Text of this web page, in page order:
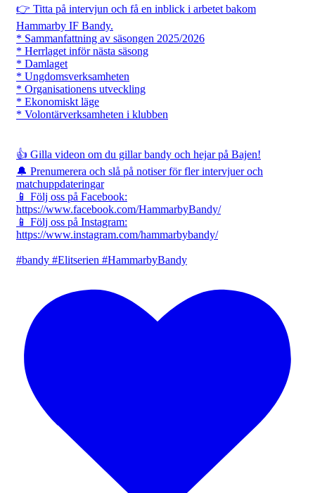
👉 Titta på intervjun och få en inblick i arbetet bakom
Hammarby IF Bandy.
* Sammanfattning av säsongen 2025/2026
* Herrlaget inför nästa säsong
* Damlaget
* Ungdomsverksamheten
* Organisationens utveckling
* Ekonomiskt läge
* Volontärverksamheten i klubben
👍 Gilla videon om du gillar bandy och hejar på Bajen!
🔔 Prenumerera och slå på notiser för fler intervjuer och
matchuppdateringar
📱 Följ oss på Facebook:
https://www.facebook.com/HammarbyBandy/
📱 Följ oss på Instagram:
https://www.instagram.com/hammarbybandy/
#bandy #Elitserien #HammarbyBandy